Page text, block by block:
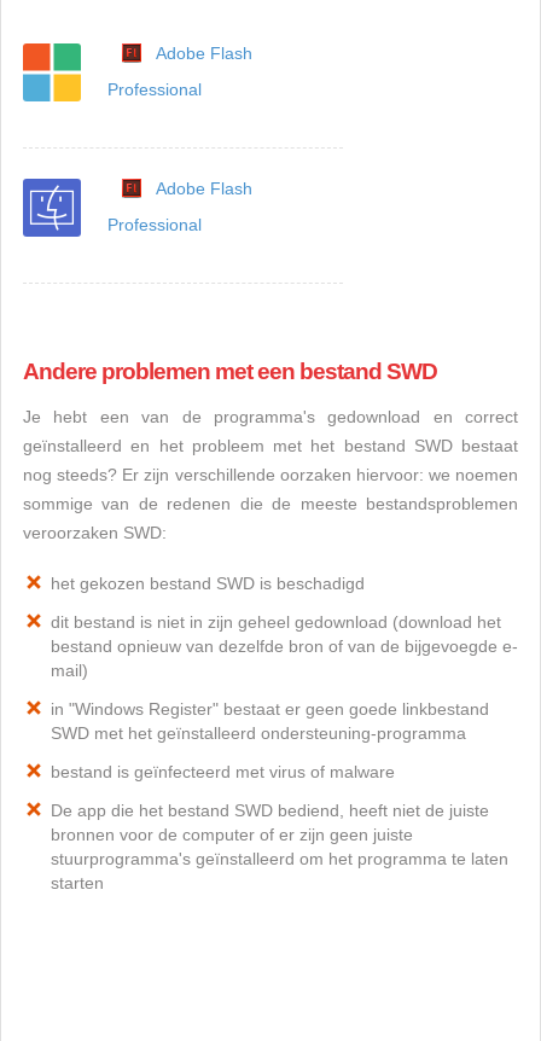
Adobe Flash
Professional
Adobe Flash
Professional
Andere problemen met een bestand SWD
Je hebt een van de programma's gedownload en correct
geïnstalleerd en het probleem met het bestand SWD bestaat
nog steeds? Er zijn verschillende oorzaken hiervoor: we noemen
sommige van de redenen die de meeste bestandsproblemen
veroorzaken SWD:
het gekozen bestand SWD is beschadigd
dit bestand is niet in zijn geheel gedownload (download het
bestand opnieuw van dezelfde bron of van de bijgevoegde e-
mail)
in "Windows Register" bestaat er geen goede linkbestand
SWD met het geïnstalleerd ondersteuning-programma
bestand is geïnfecteerd met virus of malware
De app die het bestand SWD bediend, heeft niet de juiste
bronnen voor de computer of er zijn geen juiste
stuurprogramma's geïnstalleerd om het programma te laten
starten